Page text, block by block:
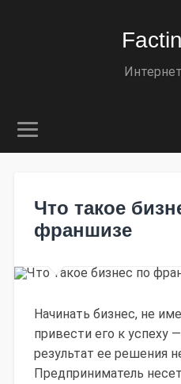
Что такое
франшизе
Начинать бизнес, не
привести его к успеху
результат ее решения
Предприниматель